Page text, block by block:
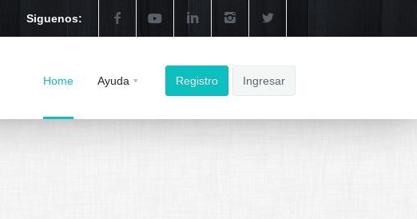
Siguenos:
Registro Ingresar
Home Ayuda